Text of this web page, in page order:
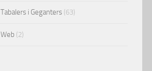
Tabalers i Geganters (63)
Web (2)